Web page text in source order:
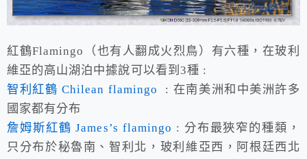
紅鶴Flamingo（也有人翻成火烈鳥）有六種，在玻利
維亞的高山湖泊中據說可以看到3種 :
智利紅鶴 Chilean flamingo
: 在南美洲和中美洲許多
國家都有分布
詹姆斯紅鶴 James’s flamingo : 分布最狹窄的種類，
只分布於秘魯南、智利北，玻利維亞西，阿根廷西北